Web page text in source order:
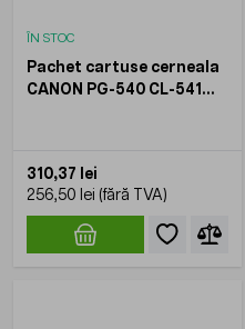
ÎN STOC
Pachet cartuse cerneala
CANON PG-540 CL-541
310,37 lei
256,50 lei